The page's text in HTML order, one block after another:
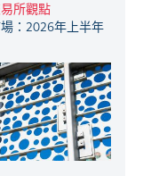
所觀點
：2026年上半年